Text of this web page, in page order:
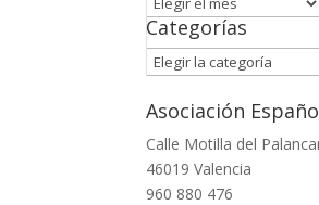
Categorías
Categorías
Asociación
Calle Motilla del
46019 Valencia
960 880 476